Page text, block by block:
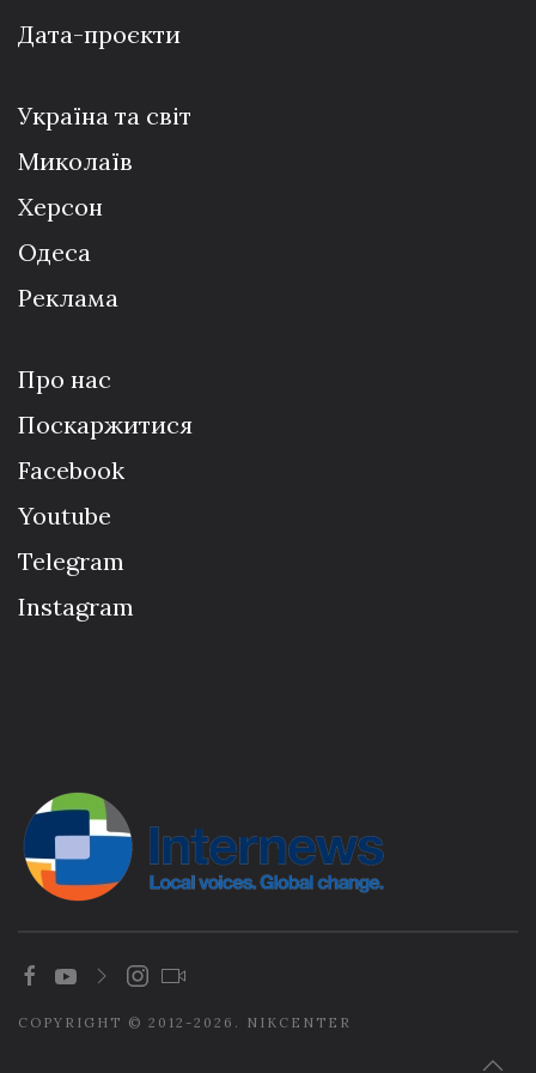
Дата-проєкти
Україна та світ
Миколаїв
Херсон
Одеса
Реклама
Про нас
Поскаржитися
Facebook
Youtube
Telegram
Instagram
COPYRIGHT © 2012-2026. NIKCENTER